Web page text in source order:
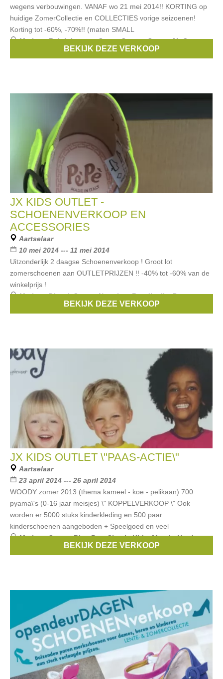
wegens verbouwingen. VANAF wo 21 mei 2014!! KORTING op
huidige ZomerCollectie en COLLECTIES vorige seizoenen!
Korting tot -60%, -70%!! (maten SMALL
Merken:Ralph Lauren,Scapa Sports,Scapa,McGregor,
BEKIJK DEZE VERKOOP
JX KIDS OUTLET -
SCHOENENVERKOOP EN
ACCESSORIES
Aartselaar
10 mei 2014 --- 11 mei 2014
Uitzonderlijk 2 daagse Schoenenverkoop ! Groot lot
zomerschoenen aan OUTLETPRIJZEN !! -40% tot -60% van de
winkelprijs !
Merken:Diesel,Scapa,Naturino,Rondinella,Pepe
BEKIJK DEZE VERKOOP
JX KIDS OUTLET \"PAAS-ACTIE\"
Aartselaar
23 april 2014 --- 26 april 2014
WOODY zomer 2013 (thema kameel - koe - pelikaan) 700
pyama\'s (0-16 jaar meisjes) \" KOPPELVERKOOP \" Ook
worden er 5000 stuks kinderkleding en 500 paar
kinderschoenen aangeboden + Speelgoed en veel
Merken:Scapa,Blue Bay,Simple Kids,Mer du Nord,
BEKIJK DEZE VERKOOP